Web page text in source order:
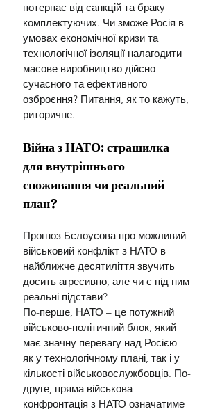
потерпає від санкцій та браку
комплектуючих. Чи зможе Росія в
умовах економічної кризи та
технологічної ізоляції налагодити
масове виробництво дійсно
сучасного та ефективного
озброєння? Питання, як то кажуть,
риторичне.
Війна з НАТО: страшилка
для внутрішнього
споживання чи реальний
план?
Прогноз Бєлоусова про можливий
військовий конфлікт з НАТО в
найближче десятиліття звучить
досить агресивно, але чи є під ним
реальні підстави?
По-перше, НАТО – це потужний
військово-політичний блок, який
має значну перевагу над Росією
як у технологічному плані, так і у
кількості військовослужбовців. По-
друге, пряма військова
конфронтація з НАТО означатиме